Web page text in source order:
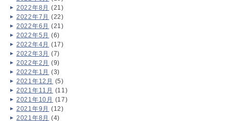
2022年8月 (21)
2022年7月 (22)
2022年6月 (21)
2022年5月 (6)
2022年4月 (17)
2022年3月 (7)
2022年2月 (9)
2022年1月 (3)
2021年12月 (5)
2021年11月 (11)
2021年10月 (17)
2021年9月 (12)
2021年8月 (4)